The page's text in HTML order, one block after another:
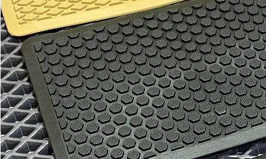
Отдельные коврики
EVA
Эконом
Два передних коврика 2200 3700